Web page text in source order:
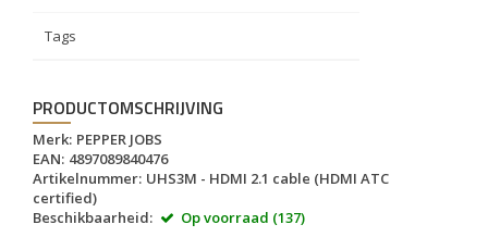
Tags
PRODUCTOMSCHRIJVING
Merk: PEPPER JOBS
EAN: 4897089840476
Artikelnummer: UHS3M - HDMI 2.1 cable (HDMI ATC
certified)
Beschikbaarheid:
Op voorraad (137)